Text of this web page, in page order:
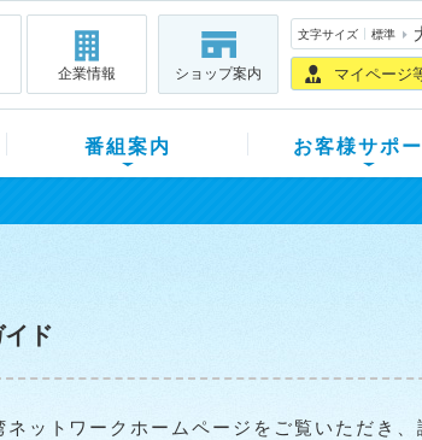
企業情報 ショップ案内
文字サイズ 標準
マイページ
番組案内 お客様サポ
ド
ネットワークホームページをご覧いただき、